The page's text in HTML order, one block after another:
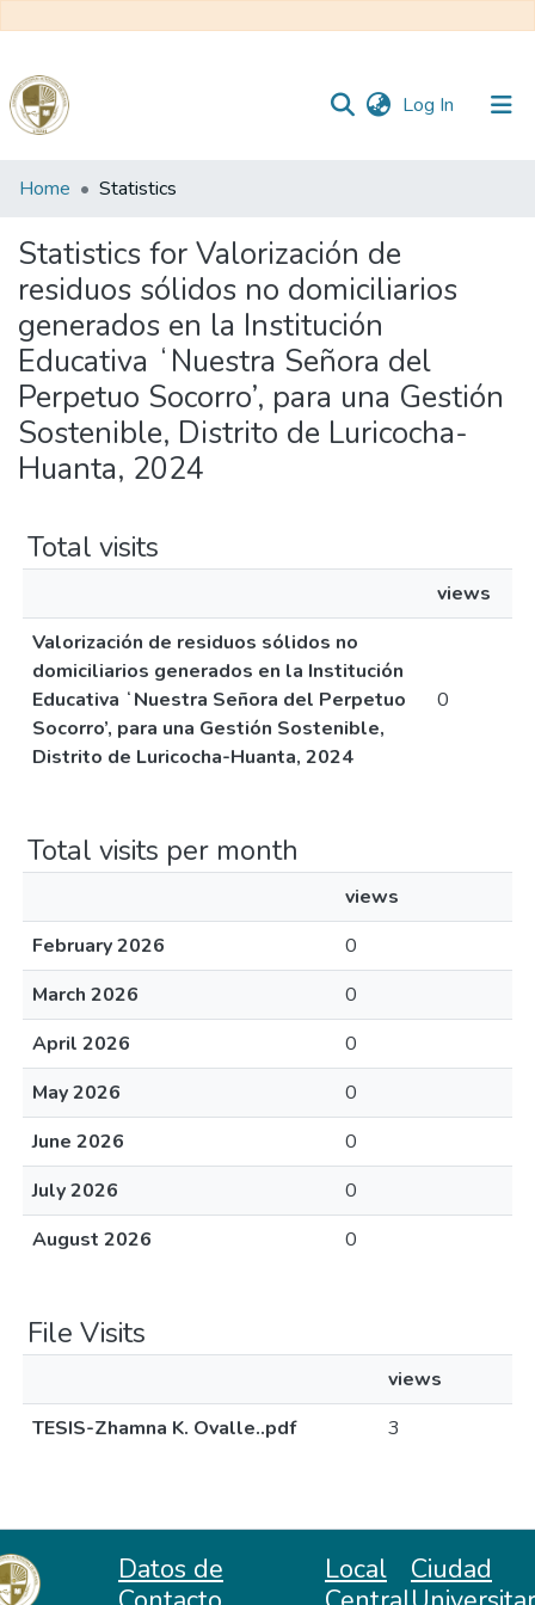
Log In (current)
Communities
Collections
All of DSpace
Reglamento
Formatos
Home Statistics
Statistics for Valorización de
residuos sólidos no domiciliarios
generados en la Institución
Educativa ʻNuestra Señora del
Perpetuo Socorro’, para una Gestión
Sostenible, Distrito de Luricocha-
Huanta, 2024
Total visits
views
Valorización de residuos sólidos no
domiciliarios generados en la Institución
Educativa ʻNuestra Señora del Perpetuo
Socorro’, para una Gestión Sostenible,
Distrito de Luricocha-Huanta, 2024
0
Total visits per month
views
February 2026
0
March 2026
0
April 2026
0
May 2026
0
June 2026
0
July 2026
0
August 2026
0
File Visits
views
TESIS-Zhamna K. Ovalle..pdf
3
Datos de
Local
Ciudad